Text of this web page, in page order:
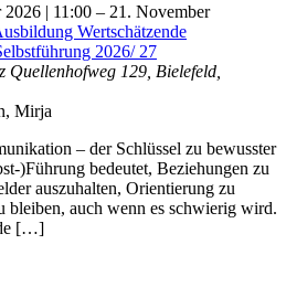
| 11:00 – 21. November
Wertschätzende
2026/ 27
Quellenhofweg 129, Bielefeld,
Mirja
– der Schlüssel zu bewusster
)Führung bedeutet, Beziehungen zu
auszuhalten, Orientierung zu
bleiben, auch wenn es schwierig wird.
[…]